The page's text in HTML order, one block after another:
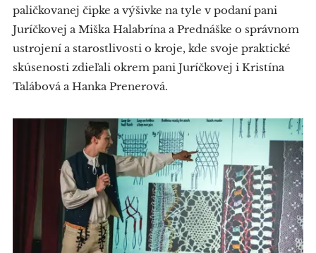
paličkovanej čipke a výšivke na tyle v podaní pani
Juríčkovej a Miška Halabrína a Prednáške o správnom
ustrojení a starostlivosti o kroje, kde svoje praktické
skúsenosti zdieľali okrem pani Juríčkovej i Kristína
Talábová a Hanka Prenerová.